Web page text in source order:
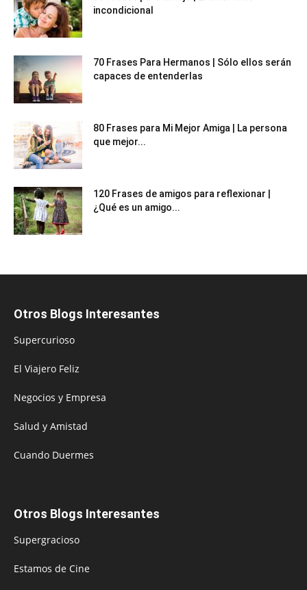
incondicional
70 Frases Para Hermanos | Sólo ellos serán
capaces de entenderlas
80 Frases para Mi Mejor Amiga | La persona
que mejor...
120 Frases de amigos para reflexionar |
¿Qué es un amigo...
Otros Blogs Interesantes
Supercurioso
El Viajero Feliz
Negocios y Empresa
Salud y Amistad
Cuando Duermes
Otros Blogs Interesantes
Supergracioso
Estamos de Cine